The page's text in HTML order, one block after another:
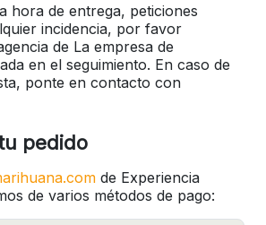
hora de entrega, peticiones
incidencia, por favor
de La empresa de
en el seguimiento. En caso de
ponte en contacto con
pedido
de Experiencia
de varios métodos de pago: